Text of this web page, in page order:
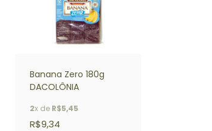
Banana Zero 180g
DACOLÔNIA
2x de R$5,45
R$9,34